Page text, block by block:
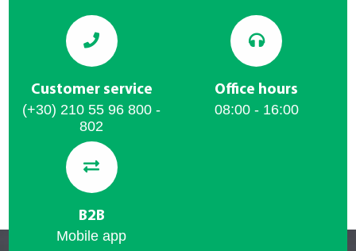
Customer service
(+30) 210 55 96 800 -
802
Office hours
08:00 - 16:00
B2B
Mobile app